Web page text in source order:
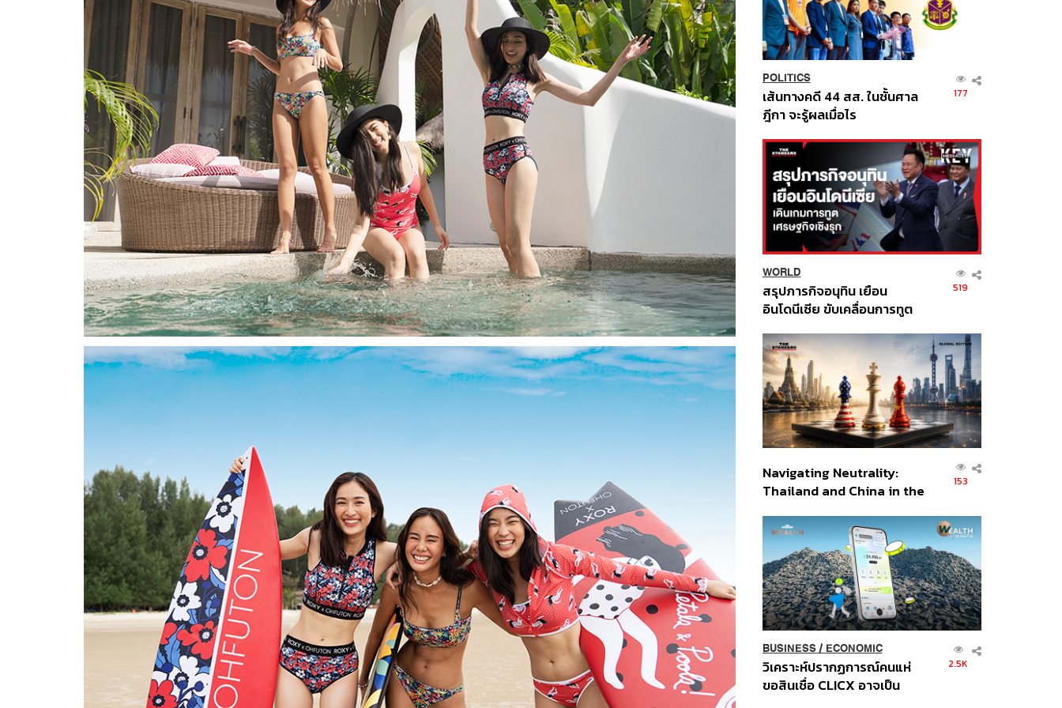
POLITICS
เส้นทางคดี 44 สส. ในชั้นศาล
ฎีกา จะรู้ผลเมื่อไร
177
WORLD
สรุปภารกิจอนุทิน เยือน
อินโดนีเซีย ขับเคลื่อนการทูต
ส่วนยุทธศาสตร์ไทย –
อินโดนีเซีย
519
Navigating Neutrality:
Thailand and China in the
Order
153
BUSINESS/ ECONOMIC
วิเคราะห์ปรากฏการณ์คนแห่
ขอสินเชื่อ CLICX อาจเป็น
2.5K